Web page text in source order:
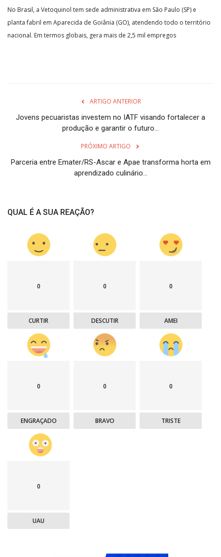
No Brasil, a Vetoquinol tem sede administrativa em São Paulo (SP) e
planta fabril em Aparecida de Goiânia (GO), atendendo todo o território
nacional. Em termos globais, gera mais de 2,5 mil empregos
ARTIGO ANTERIOR
Jovens pecuaristas investem no IATF visando fortalecer a
produção e garantir o futuro...
PRÓXIMO ARTIGO
Parceria entre Emater/RS-Ascar e Apae transforma horta em
aprendizado culinário...
QUAL É A SUA REAÇÃO?
0
CURTIR
0
DESCUTIR
0
AMEI
0
ENGRAÇADO
0
BRAVO
0
TRISTE
0
UAU